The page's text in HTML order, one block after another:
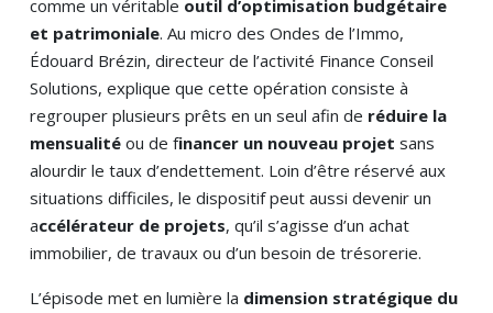
comme un véritable outil d’optimisation budgétaire
et patrimoniale. Au micro des Ondes de l’Immo,
Édouard Brézin, directeur de l’activité Finance Conseil
Solutions, explique que cette opération consiste à
regrouper plusieurs prêts en un seul afin de réduire la
mensualité ou de financer un nouveau projet sans
alourdir le taux d’endettement. Loin d’être réservé aux
situations difficiles, le dispositif peut aussi devenir un
accélérateur de projets, qu’il s’agisse d’un achat
immobilier, de travaux ou d’un besoin de trésorerie.
L’épisode met en lumière la dimension stratégique du